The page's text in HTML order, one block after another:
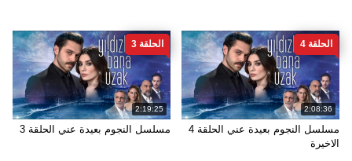
2:08:36
الحلقة 4
مسلسل النجوم بعيدة عني الحلقة 4
الاخيرة
2:19:25
الحلقة 3
مسلسل النجوم بعيدة عني الحلقة 3